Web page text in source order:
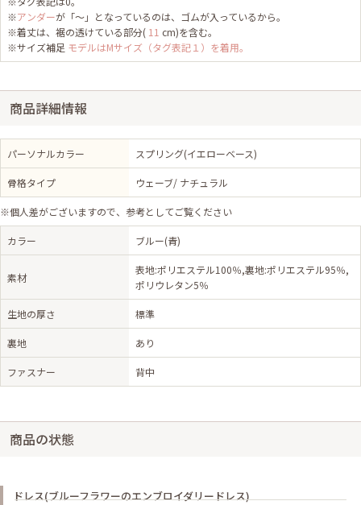
※アンダーが「～」となっているのは、ゴムが入っているから。
※着丈は、裾の透けている部分( 11 cm)を含む。
※サイズ補足 モデルはMサイズ（タグ表記１）を着用。
商品詳細情報
パーソナルカラー スプリング(イエローベース)
骨格タイプ ウェーブ/ ナチュラル
※個人差がございますので、参考としてご覧ください
カラー ブルー(青)
素材
表地:ポリエステル100％,裏地:ポリエステル95％,
ポリウレタン5％
生地の厚さ 標準
裏地 あり
ファスナー 背中
商品の状態
ドレス(ブルーフラワーのエンブロイダリードレス)